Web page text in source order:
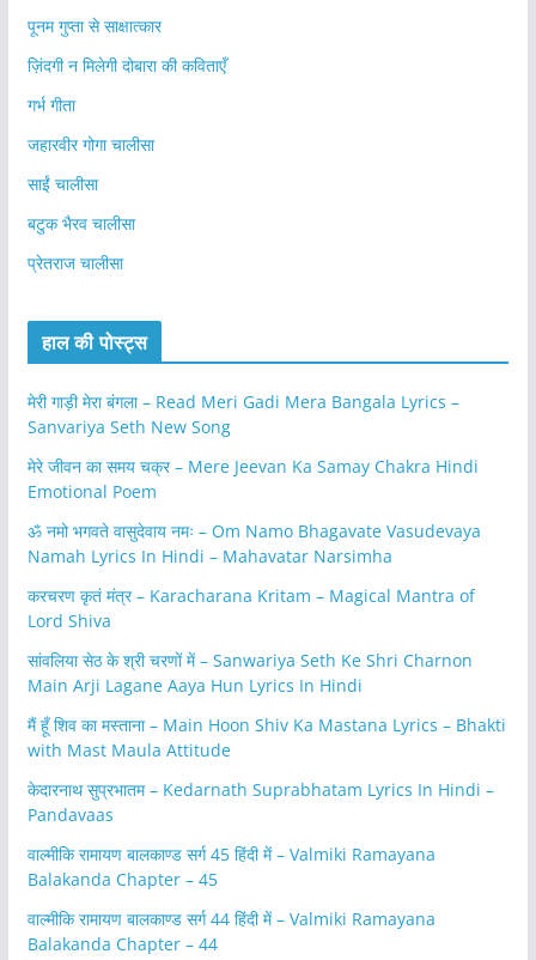
पूनम गुप्ता से साक्षात्कार
ज़िंदगी न मिलेगी दोबारा की कविताएँ
गर्भ गीता
जहारवीर गोगा चालीसा
साईं चालीसा
बटुक भैरव चालीसा
प्रेतराज चालीसा
हाल की पोस्ट्स
मेरी गाड़ी मेरा बंगला – Read Meri Gadi Mera Bangala Lyrics –
Sanvariya Seth New Song
मेरे जीवन का समय चक्र – Mere Jeevan Ka Samay Chakra Hindi
Emotional Poem
ॐ नमो भगवते वासुदेवाय नमः – Om Namo Bhagavate Vasudevaya
Namah Lyrics In Hindi – Mahavatar Narsimha
करचरण कृतं मंत्र – Karacharana Kritam – Magical Mantra of
Lord Shiva
सांवलिया सेठ के श्री चरणों में – Sanwariya Seth Ke Shri Charnon
Main Arji Lagane Aaya Hun Lyrics In Hindi
मैं हूँ शिव का मस्ताना – Main Hoon Shiv Ka Mastana Lyrics – Bhakti
with Mast Maula Attitude
केदारनाथ सुप्रभातम – Kedarnath Suprabhatam Lyrics In Hindi –
Pandavaas
वाल्मीकि रामायण बालकाण्ड सर्ग 45 हिंदी में – Valmiki Ramayana
Balakanda Chapter – 45
वाल्मीकि रामायण बालकाण्ड सर्ग 44 हिंदी में – Valmiki Ramayana
Balakanda Chapter – 44